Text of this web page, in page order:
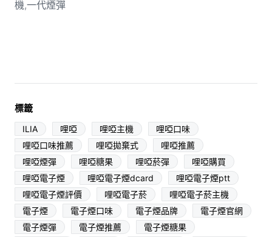
標籤
ILIA 哩啞 哩啞主機
哩啞口味
哩啞口味推薦
哩啞拋棄式
哩啞推薦
哩啞煙彈
哩啞糖果 哩啞菸彈
哩啞購買
哩啞電子煙
哩啞電子煙dcard
哩啞電子煙ptt
哩啞電子煙評價
哩啞電子菸
哩啞電子菸主機
電子煙
電子煙口味 電子煙品牌
電子煙官網
電子煙彈
電子煙推薦
電子煙糖果